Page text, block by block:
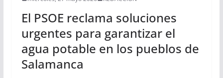
El PSOE reclama soluciones
urgentes para garantizar el
agua potable en los pueblos de
Salamanca